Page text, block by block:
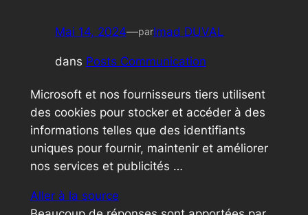
Mai 14, 2024—parImad DUVAL
dans Posts Communication
Microsoft et nos fournisseurs tiers utilisent
des cookies pour stocker et accéder à des
informations telles que des identifiants
uniques pour fournir, maintenir et améliorer
nos services et publicités …
Aller à la source